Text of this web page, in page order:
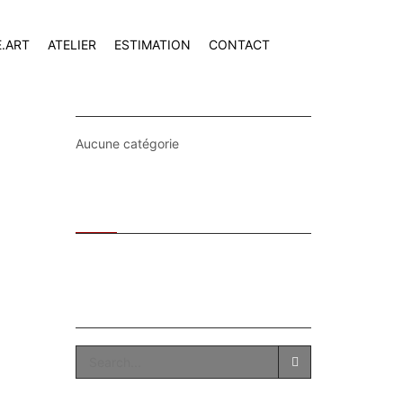
ATELIER ESTIMATION CONTACT
Aucune catégorie